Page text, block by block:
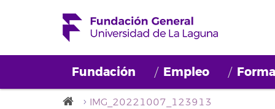
Fundación Empleo
IMG_20221007_123913